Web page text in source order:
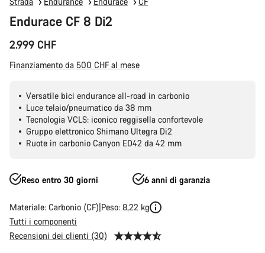
Endurace CF 8 Di2
2.999 CHF
Finanziamento da 500 CHF al mese
Versatile bici endurance all-road in carbonio
Luce telaio/pneumatico da 38 mm
Tecnologia VCLS: iconico reggisella confortevole
Gruppo elettronico Shimano Ultegra Di2
Ruote in carbonio Canyon ED42 da 42 mm
Reso entro 30 giorni 6 anni di garanzia
Materiale: Carbonio (CF) Peso: 8,22 kg
Tutti i componenti
Recensioni dei clienti (30)